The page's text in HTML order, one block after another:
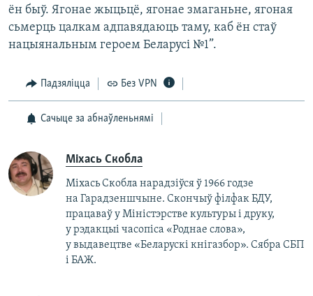
ён быў. Ягонае жыцьцё, ягонае змаганьне, ягоная
сьмерць цалкам адпавядаюць таму, каб ён стаў
нацыянальным героем Беларусі №1”.
Падзяліцца Без VPN
Сачыце за абнаўленьнямі
Міхась Скобла
Міхась Скобла нарадзіўся ў 1966 годзе
на Гарадзеншчыне. Скончыў філфак БДУ,
працаваў у Міністэрстве культуры і друку,
у рэдакцыі часопіса «Роднае слова»,
у выдавецтве «Беларускі кнігазбор». Сябра СБП
і БАЖ.